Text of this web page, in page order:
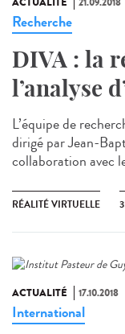
Recherche
DIVA : la
l’analyse
L’équipe de
dirigé par Jean-
collaboration avec
RÉALITÉ VIRTUELLE
ACTUALITÉ 17.10.2018
International